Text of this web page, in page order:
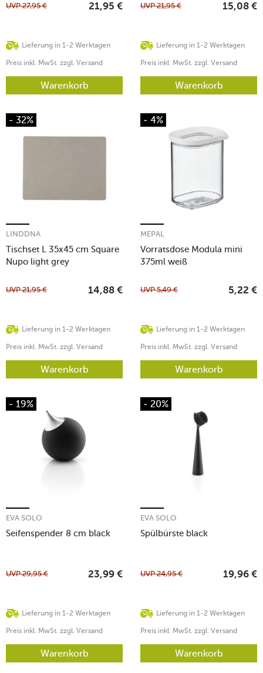
Lieferung in 1-2 Werktagen
UVP27,95 € 21,95 €
Preis inkl. MwSt. zzgl. Versand
Warenkorb
Lieferung in 1-2 Werktagen
UVP21,95 € 15,08 €
Preis inkl. MwSt. zzgl. Versand
Warenkorb
- 32%
Tischset L 35x45 cm Square
Nupo light grey
LINDDNA
Lieferung in 1-2 Werktagen
UVP21,95 € 14,88 €
Preis inkl. MwSt. zzgl. Versand
Warenkorb
- 4%
Vorratsdose Modula mini
375ml weiß
MEPAL
Lieferung in 1-2 Werktagen
UVP5,49 € 5,22 €
Preis inkl. MwSt. zzgl. Versand
Warenkorb
- 19%
Seifenspender 8 cm black
EVA SOLO
Lieferung in 1-2 Werktagen
UVP29,95 € 23,99 €
Preis inkl. MwSt. zzgl. Versand
Warenkorb
- 20%
Spülbürste black
EVA SOLO
Lieferung in 1-2 Werktagen
UVP24,95 € 19,96 €
Preis inkl. MwSt. zzgl. Versand
Warenkorb